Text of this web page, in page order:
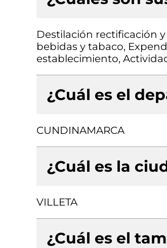
Destilación rectificación
bebidas y tabaco,
establecimiento,
¿Cuál es el
CUNDINAMARCA
¿Cuál es la
VILLETA
¿Cuál es el